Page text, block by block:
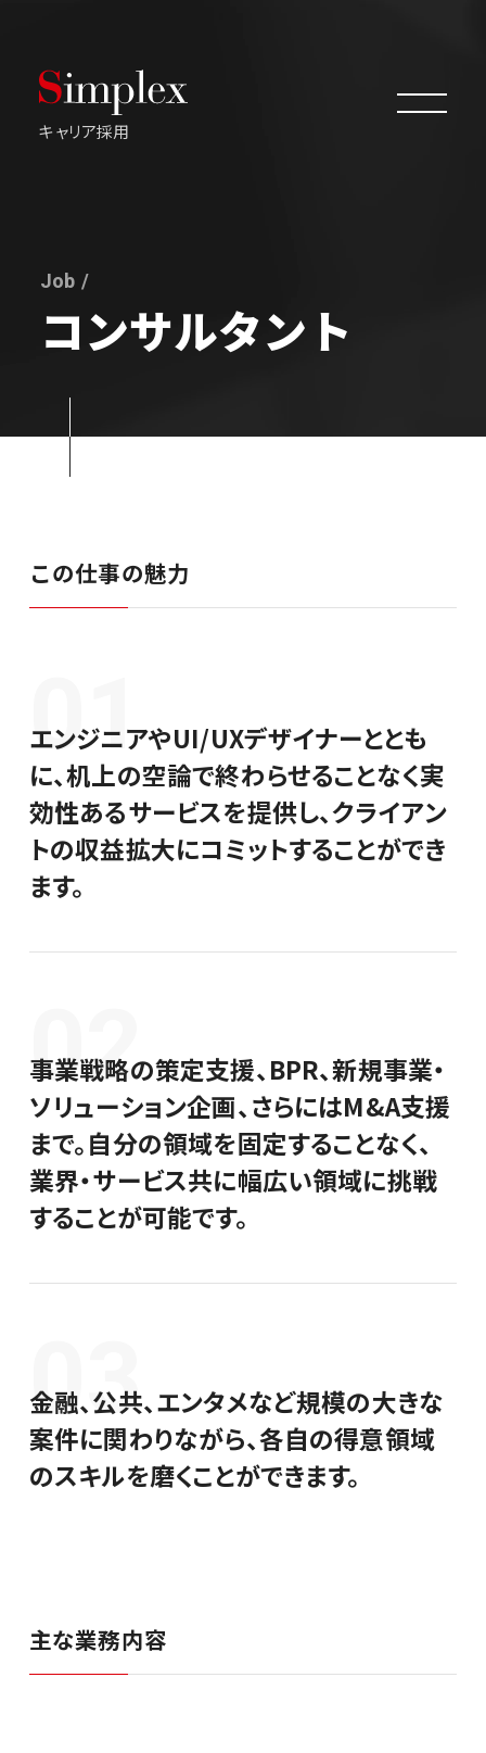
プロジェクト事例
職種一覧
よくあるご質問
シンプレクスグループ基本情報
ビジネスコンサルタント
エンジニア／PM／デザイナー
セールス／コーポレート
キャリア採用
Job /
コンサルタント
この仕事の魅力
01
エンジニアやUI/UXデザイナーととも
に、机上の空論で終わらせることなく実
効性あるサービスを提供し、クライアン
トの収益拡大にコミットすることができ
ます。
02
事業戦略の策定支援、BPR、新規事業・
ソリューション企画、さらにはM&A支援
まで。自分の領域を固定することなく、
業界・サービス共に幅広い領域に挑戦
することが可能です。
03
金融、公共、エンタメなど規模の大きな
案件に関わりながら、各自の得意領域
のスキルを磨くことができます。
主な業務内容